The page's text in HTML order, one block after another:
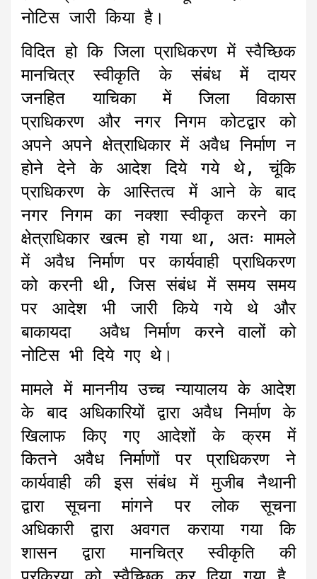
नोटिस जारी किया है।
विदित हो कि जिला प्राधिकरण में स्वैच्छिक
मानचित्र स्वीकृति के संबंध में दायर
जनहित याचिका में जिला विकास
प्राधिकरण और नगर निगम कोटद्वार को
अपने अपने क्षेत्राधिकार में अवैध निर्माण न
होने देने के आदेश दिये गये थे, चूंकि
प्राधिकरण के आस्तित्व में आने के बाद
नगर निगम का नक्शा स्वीकृत करने का
क्षेत्राधिकार खत्म हो गया था, अतः मामले
में अवैध निर्माण पर कार्यवाही प्राधिकरण
को करनी थी, जिस संबंध में समय समय
पर आदेश भी जारी किये गये थे और
बाकायदा अवैध निर्माण करने वालों को
नोटिस भी दिये गए थे।
मामले में माननीय उच्च न्यायालय के आदेश
के बाद अधिकारियों द्वारा अवैध निर्माण के
खिलाफ किए गए आदेशों के क्रम में
कितने अवैध निर्माणों पर प्राधिकरण ने
कार्यवाही की इस संबंध में मुजीब नैथानी
द्वारा सूचना मांगने पर लोक सूचना
अधिकारी द्वारा अवगत कराया गया कि
शासन द्वारा मानचित्र स्वीकृति की